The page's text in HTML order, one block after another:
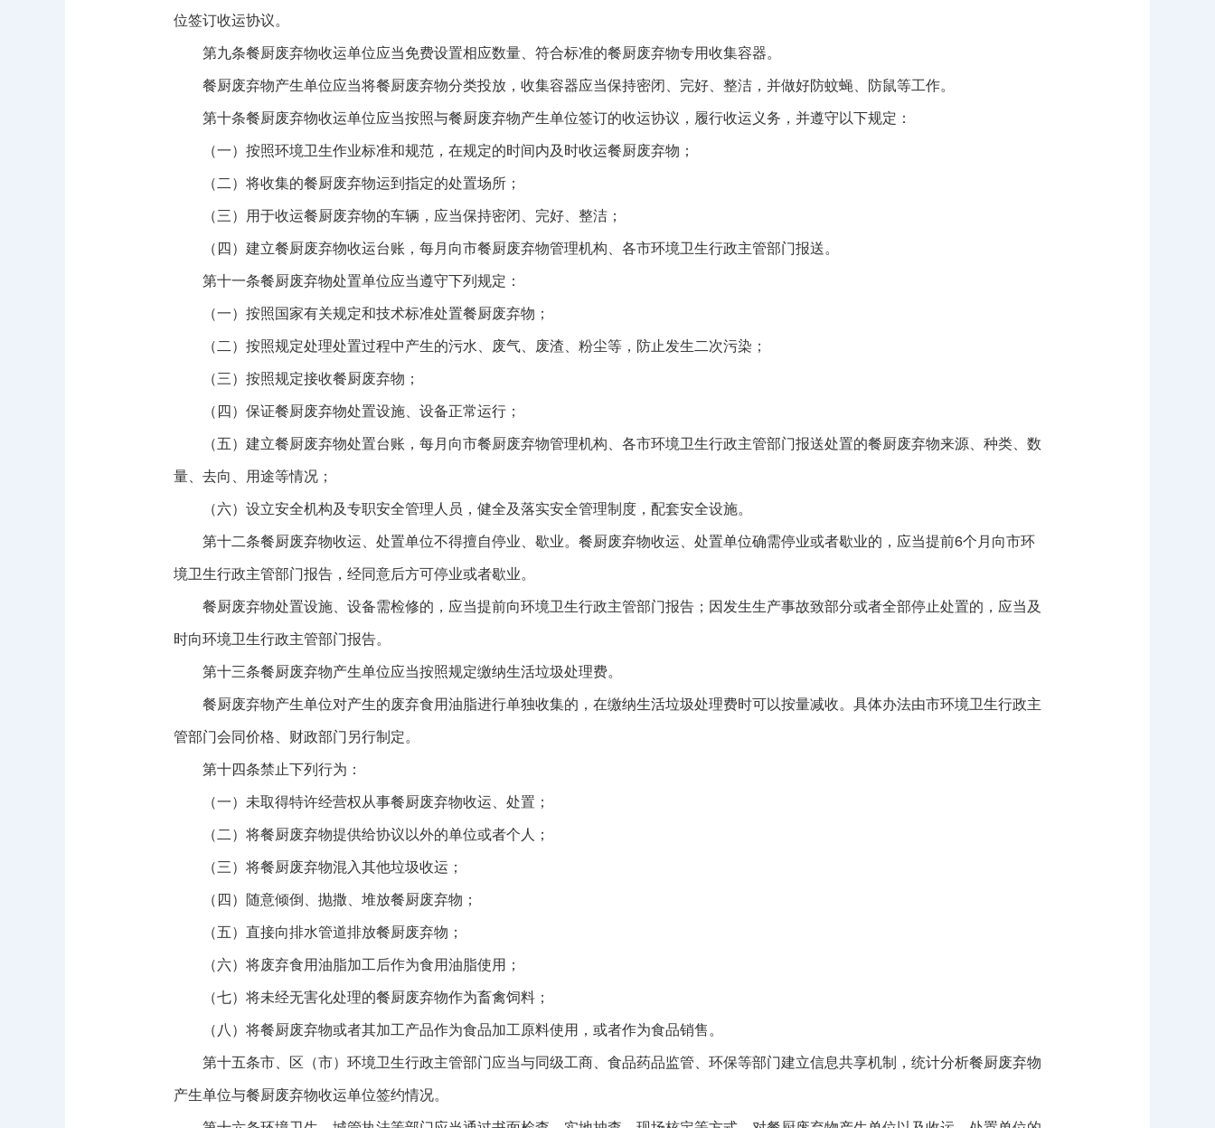
位签订收运协议。
第九条餐厨废弃物收运单位应当免费设置相应数量、符合标准的餐厨废弃物专用收集容器。
餐厨废弃物产生单位应当将餐厨废弃物分类投放，收集容器应当保持密闭、完好、整洁，并做好防蚊蝇、防鼠等工作。
第十条餐厨废弃物收运单位应当按照与餐厨废弃物产生单位签订的收运协议，履行收运义务，并遵守以下规定：
（一）按照环境卫生作业标准和规范，在规定的时间内及时收运餐厨废弃物；
（二）将收集的餐厨废弃物运到指定的处置场所；
（三）用于收运餐厨废弃物的车辆，应当保持密闭、完好、整洁；
（四）建立餐厨废弃物收运台账，每月向市餐厨废弃物管理机构、各市环境卫生行政主管部门报送。
第十一条餐厨废弃物处置单位应当遵守下列规定：
（一）按照国家有关规定和技术标准处置餐厨废弃物；
（二）按照规定处理处置过程中产生的污水、废气、废渣、粉尘等，防止发生二次污染；
（三）按照规定接收餐厨废弃物；
（四）保证餐厨废弃物处置设施、设备正常运行；
（五）建立餐厨废弃物处置台账，每月向市餐厨废弃物管理机构、各市环境卫生行政主管部门报送处置的餐厨废弃物来源、种类、数
量、去向、用途等情况；
（六）设立安全机构及专职安全管理人员，健全及落实安全管理制度，配套安全设施。
第十二条餐厨废弃物收运、处置单位不得擅自停业、歇业。餐厨废弃物收运、处置单位确需停业或者歇业的，应当提前6个月向市环
境卫生行政主管部门报告，经同意后方可停业或者歇业。
餐厨废弃物处置设施、设备需检修的，应当提前向环境卫生行政主管部门报告；因发生生产事故致部分或者全部停止处置的，应当及
时向环境卫生行政主管部门报告。
第十三条餐厨废弃物产生单位应当按照规定缴纳生活垃圾处理费。
餐厨废弃物产生单位对产生的废弃食用油脂进行单独收集的，在缴纳生活垃圾处理费时可以按量减收。具体办法由市环境卫生行政主
管部门会同价格、财政部门另行制定。
第十四条禁止下列行为：
（一）未取得特许经营权从事餐厨废弃物收运、处置；
（二）将餐厨废弃物提供给协议以外的单位或者个人；
（三）将餐厨废弃物混入其他垃圾收运；
（四）随意倾倒、抛撒、堆放餐厨废弃物；
（五）直接向排水管道排放餐厨废弃物；
（六）将废弃食用油脂加工后作为食用油脂使用；
（七）将未经无害化处理的餐厨废弃物作为畜禽饲料；
（八）将餐厨废弃物或者其加工产品作为食品加工原料使用，或者作为食品销售。
第十五条市、区（市）环境卫生行政主管部门应当与同级工商、食品药品监管、环保等部门建立信息共享机制，统计分析餐厨废弃物
产生单位与餐厨废弃物收运单位签约情况。